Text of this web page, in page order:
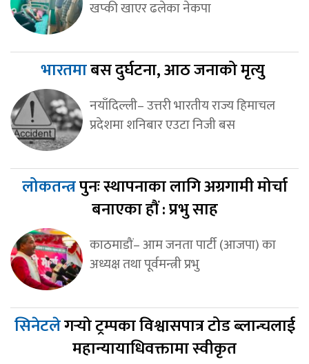
खप्की खाएर ढलेका नेकपा
भारतमाबस दुर्घटना, आठ जनाको मृत्यु
नयाँदिल्ली– उत्तरी भारतीय राज्य हिमाचल
प्रदेशमा शनिबार एउटा निजी बस
लोकतन्त्रपुनः स्थापनाका लागि अग्रगामी मोर्चा
बनाएका हौं : प्रभु साह
काठमाडौं– आम जनता पार्टी (आजपा) का
अध्यक्ष तथा पूर्वमन्त्री प्रभु
सिनेटलेगर्‍यो ट्रम्पका विश्वासपात्र टोड ब्लान्चलाई
महान्यायाधिवक्तामा स्वीकृत